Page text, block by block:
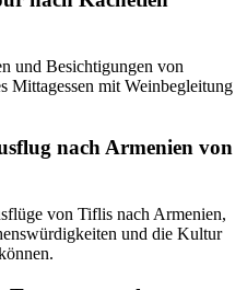
und Besichtigungen von
Mittagessen mit Weinbegleitung
nach Armenien von
von Tiflis nach Armenien,
und die Kultur